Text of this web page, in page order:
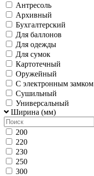
Антресоль
Архивный
Бухгалтерский
Для баллонов
Для одежды
Для сумок
Картотечный
Оружейный
С электронным замком
Сушильный
Универсальный
Ширина (мм)
200
220
230
250
300